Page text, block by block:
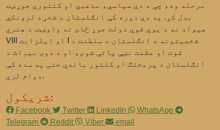
مرحله وه، چې د دې سیاسي، مذهبي او کلتوري جوړښت
بدل کړ. په دې دوره کې انګلستان د شخړه لرونکي
هیواد نه د یوې قوي دولت جوړ ځای ته واوښت. د هنري
VIII او ایلزابت I شخصیتونه د انګلستان د سلطنت د
قوت او عظمت نښې پاتې شوی، او د دوی میراث د
انګلستان د پرمختګ او کلتور باندې حتی په سده کې
دوام لري.
شریکول:
Facebook Twitter LinkedIn
WhatsApp
Telegram
Reddit Viber email